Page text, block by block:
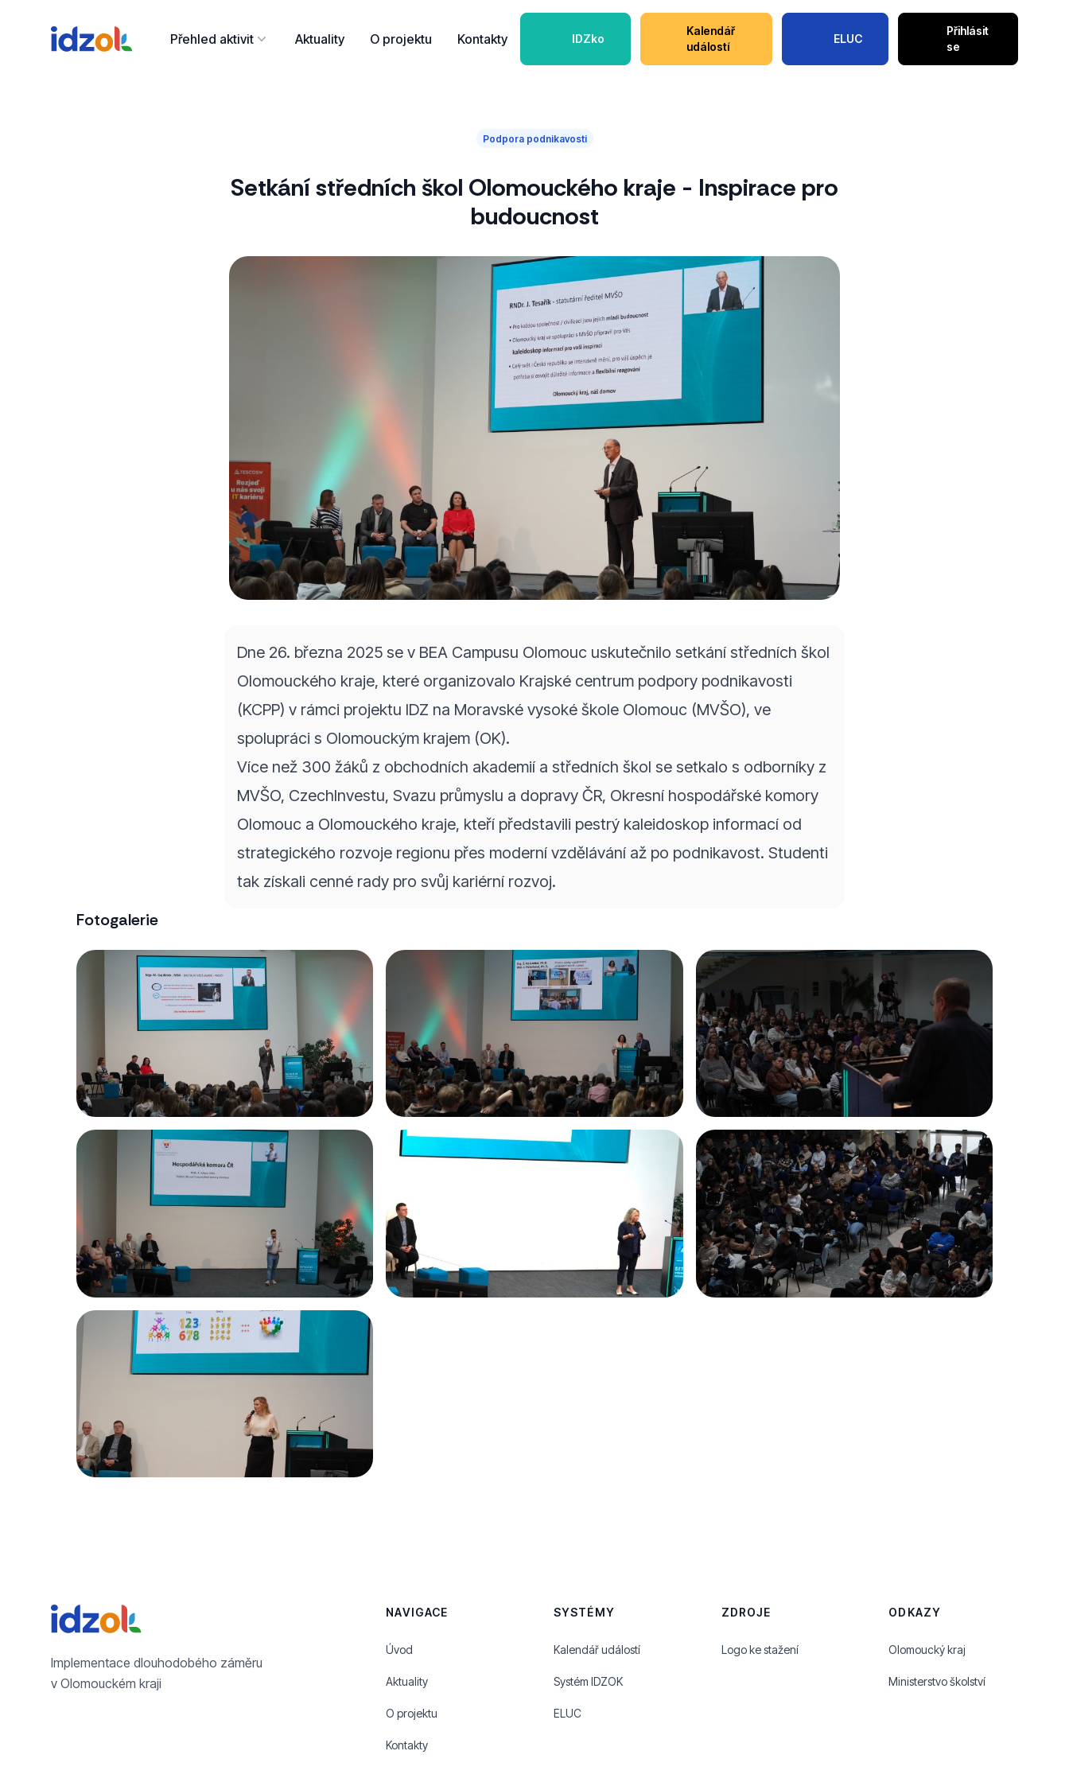
Přehled aktivit Aktuality O projektu Kontakty IDZko
Kalendář
událostí
ELUC
Přihlásit
se
Podpora podnikavosti
Setkání středních škol Olomouckého kraje - Inspirace pro
budoucnost
Dne 26. března 2025 se v BEA Campusu Olomouc uskutečnilo setkání středních škol
Olomouckého kraje, které organizovalo Krajské centrum podpory podnikavosti
(KCPP) v rámci projektu IDZ na Moravské vysoké škole Olomouc (MVŠO), ve
spolupráci s Olomouckým krajem (OK).
Více než 300 žáků z obchodních akademií a středních škol se setkalo s odborníky z
MVŠO, CzechInvestu, Svazu průmyslu a dopravy ČR, Okresní hospodářské komory
Olomouc a Olomouckého kraje, kteří představili pestrý kaleidoskop informací od
strategického rozvoje regionu přes moderní vzdělávání až po podnikavost. Studenti
tak získali cenné rady pro svůj kariérní rozvoj.
Fotogalerie
Implementace dlouhodobého záměru
v Olomouckém kraji
NAVIGACE
Úvod
Aktuality
O projektu
Kontakty
SYSTÉMY
Kalendář událostí
Systém IDZOK
ELUC
ZDROJE
Logo ke stažení
ODKAZY
Olomoucký kraj
Ministerstvo školství